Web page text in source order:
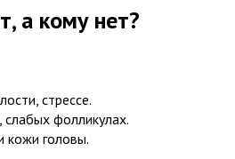
а кому нет?
стрессе.
фолликулах.
кожи головы.